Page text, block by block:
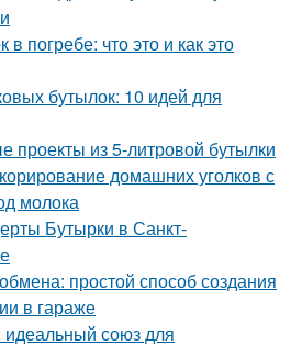
погребе: что это и как это
бутылок: 10 идей для
проекты из 5-литровой бутылки
домашних уголков с
молока
Бутырки в Санкт-
простой способ создания
в гараже
союз для